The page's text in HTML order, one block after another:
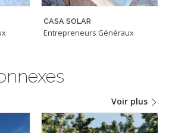
CASA SOLAR
Entrepreneurs Généraux
Voir plus